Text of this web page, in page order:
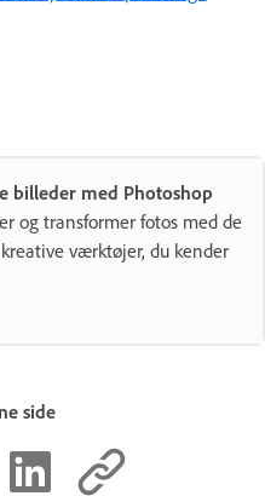
billeder med Photoshop
og transformer fotos med de
værktøjer, du kender
side